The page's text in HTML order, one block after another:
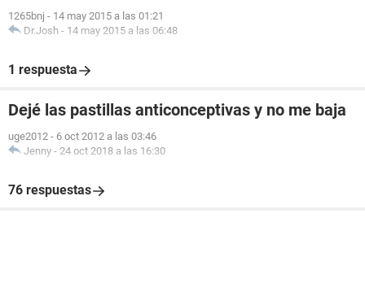
1265bnj - 14 may 2015 a las 01:21
Dr.Josh - 14 may 2015 a las 06:48
1 respuesta
Dejé las pastillas anticonceptivas y no me baja
uge2012 - 6 oct 2012 a las 03:46
Jenny - 24 oct 2018 a las 16:30
76 respuestas